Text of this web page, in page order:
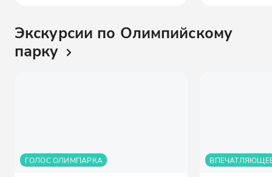
Экскурсии по Олимпийскому
парку
ГОЛОС ОЛИМПАРКА